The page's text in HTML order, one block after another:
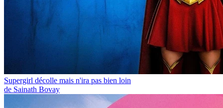
Supergirl décolle mais n'ira pas bien loin
de Sainath Bovay